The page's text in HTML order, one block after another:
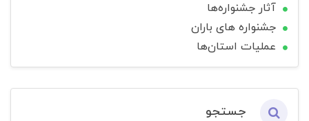
آثار جشنواره‌ها
جشنواره های باران
عملیات استان‌ها
جستجو